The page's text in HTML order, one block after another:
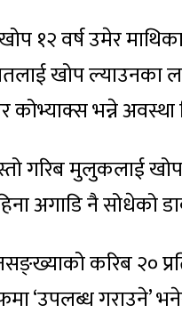
१२ वर्ष उमेर
खोप ल्याउनका
कोभ्याक्स भन्ने
गरिब मुलुकलाई
अगाडि नै सोधेको
करिब २०
‘उपलब्ध गराउने’